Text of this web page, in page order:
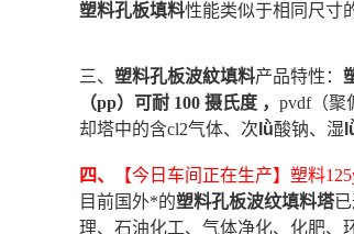
塑料孔板填料性能类似于相同尺寸
三、 塑料孔板波紋填料产品特性：
（pp）可耐 100 摄氏度 ， pvdf（聚
却塔中的含cl2气体、次 lǜ酸钠、湿
四、 【今日车间正在生产】塑料
目前国外*的塑料孔板波纹填料塔
理、石油化工、气体净化、化肥、